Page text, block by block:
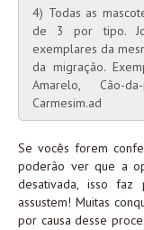
4) Todas as
de 3 por tipo.
exemplares da
da migração.
Amarelo, Cão-
Carmesim.ad
Se vocês forem
poderão ver que a
desativada, isso
assustem! Muitas
por causa desse